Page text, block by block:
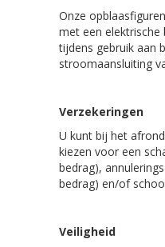
Onze
met een
tijdens gebruik aan
stroomaansluiting
Verzekeringen
U kunt bij het
kiezen voor een
bedrag),
bedrag) en/of
Veiligheid